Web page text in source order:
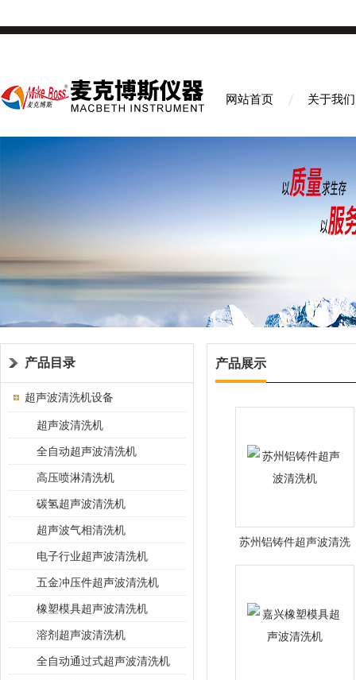
网站首页 关于我们
产品目录
超声波清洗机设备
超声波清洗机
全自动超声波清洗机
高压喷淋清洗机
碳氢超声波清洗机
超声波气相清洗机
电子行业超声波清洗机
五金冲压件超声波清洗机
橡塑模具超声波清洗机
溶剂超声波清洗机
全自动通过式超声波清洗机
产品展示
苏州铝铸件超声波清洗
机